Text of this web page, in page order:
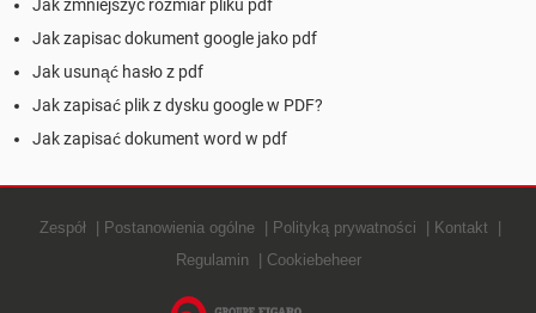
Jak zmniejszyc rozmiar pliku pdf
Jak zapisac dokument google jako pdf
Jak usunąć hasło z pdf
Jak zapisać plik z dysku google w PDF?
Jak zapisać dokument word w pdf
Zespół Postanowienia ogólne Polityką prywatności
Kontakt
Regulamin
Cookiebeheer